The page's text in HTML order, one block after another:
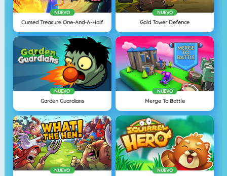
NUEVO
Cursed Treasure One-And-A-Half
NUEVO
Gold Tower Defence
NUEVO
Garden Guardians
NUEVO
Merge To Battle
NUEVO NUEVO